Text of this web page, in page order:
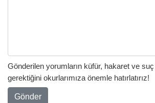
Gönderilen yorumların küfür, hakaret ve
gerektiğini okurlarımıza önemle hatırlatırız!
Gönder